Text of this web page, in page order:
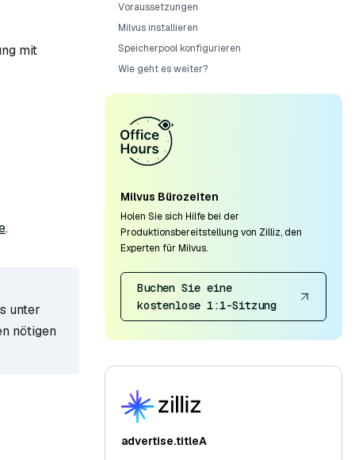
mit
.
unter
nötigen
Voraussetzungen
Milvus installieren
Speicherpool konfigurieren
Wie geht es weiter?
Milvus Bürozeiten
Holen Sie sich Hilfe bei der
Produktionsbereitstellung von Zilliz, den
Experten für Milvus.
Buchen Sie eine
kostenlose 1:1-Sitzung
advertise.titleA